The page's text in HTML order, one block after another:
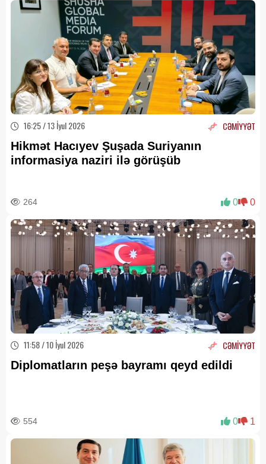
16:25 / 13 İyul 2026 CƏMİYYƏT
Hikmət Hacıyev Şuşada Suriyanın
informasiya naziri ilə görüşüb
264 0 0
11:58 / 10 İyul 2026 CƏMİYYƏT
Diplomatların peşə bayramı qeyd edildi
554 0 1